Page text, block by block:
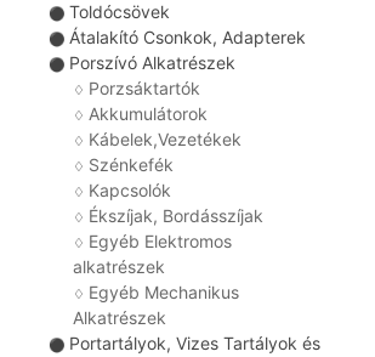
⚫ Toldócsövek
⚫ Átalakító Csonkok, Adapterek
⚫ Porszívó Alkatrészek
♢ Porzsáktartók
♢ Akkumulátorok
♢ Kábelek,Vezetékek
♢ Szénkefék
♢ Kapcsolók
♢ Ékszíjak, Bordásszíjak
♢ Egyéb Elektromos
alkatrészek
♢ Egyéb Mechanikus
Alkatrészek
⚫ Portartályok, Vizes Tartályok és